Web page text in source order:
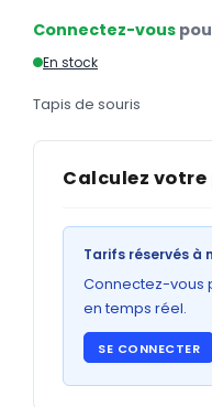
Chemises
GRAND FORMAT
Abribus
Connectez-vous
En stock
Tapis de souris
Calculez votre
Tarifs réservés à
Connectez-vous
en temps réel.
SE CONNECTER